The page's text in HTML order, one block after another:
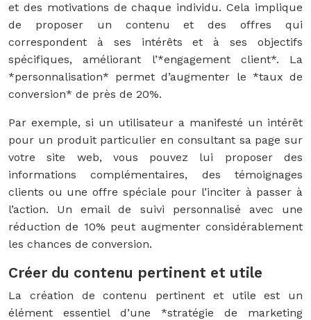
et des motivations de chaque individu. Cela implique
de proposer un contenu et des offres qui
correspondent à ses intérêts et à ses objectifs
spécifiques, améliorant l’*engagement client*. La
*personnalisation* permet d’augmenter le *taux de
conversion* de près de 20%.
Par exemple, si un utilisateur a manifesté un intérêt
pour un produit particulier en consultant sa page sur
votre site web, vous pouvez lui proposer des
informations complémentaires, des témoignages
clients ou une offre spéciale pour l’inciter à passer à
l’action. Un email de suivi personnalisé avec une
réduction de 10% peut augmenter considérablement
les chances de conversion.
Créer du contenu pertinent et utile
La création de contenu pertinent et utile est un
élément essentiel d’une *stratégie de marketing